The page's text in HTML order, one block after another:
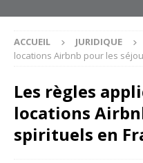
ACCUEIL JURIDIQUE
locations Airbnb pour les
Les règles
locations
spirituels en